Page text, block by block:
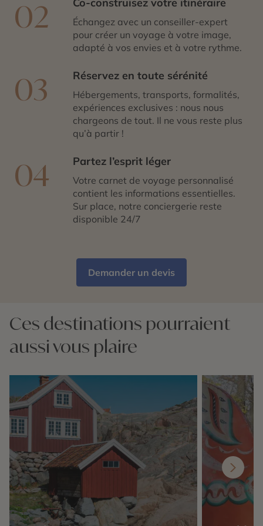
02 Co-construisez votre itinéraire
Échangez avec un conseiller-expert
pour créer un voyage à votre image,
adapté à vos envies et à votre rythme.
03 Réservez en toute sérénité
Hébergements, transports, formalités,
expériences exclusives : nous nous
chargeons de tout. Il ne vous reste plus
qu’à partir !
04 Partez l’esprit léger
Votre carnet de voyage personnalisé
contient les informations essentielles.
Sur place, notre conciergerie reste
disponible 24/7
Demander un devis
Ces destinations pourraient
aussi vous plaire